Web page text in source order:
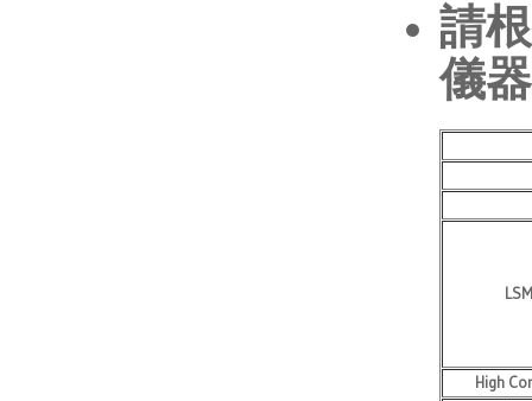
請
儀
High